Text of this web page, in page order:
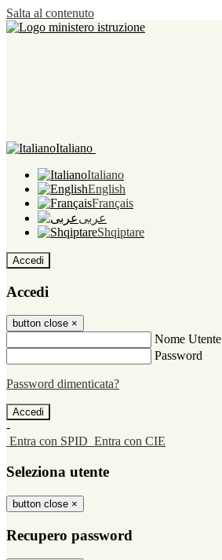
Salta al contenuto
Italiano
Italiano
English
Français
عربى
Shqiptare
Accedi
Accedi
button close ×
Nome Utente
Password
Password dimenticata?
-
Entra con SPID Entra con CIE
Seleziona utente
button close ×
Recupero password